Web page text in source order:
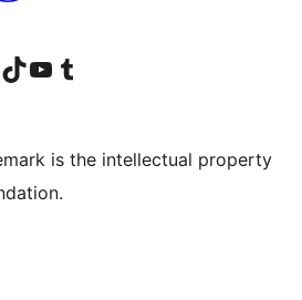
Facebookde Instagram
cuenta de LinkedIn
Visit our TikTok account
Visita nuestro canal de YouTube
Visit our Tumblr account
is the intellectual property